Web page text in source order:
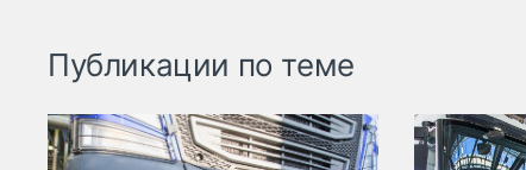
Публикации по теме